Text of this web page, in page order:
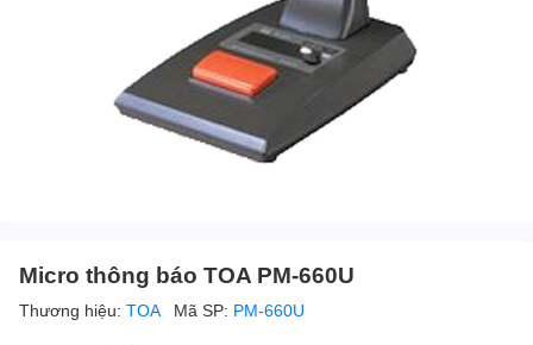
Micro thông báo TOA PM-660U
Thương hiệu: TOA Mã SP: PM-660U